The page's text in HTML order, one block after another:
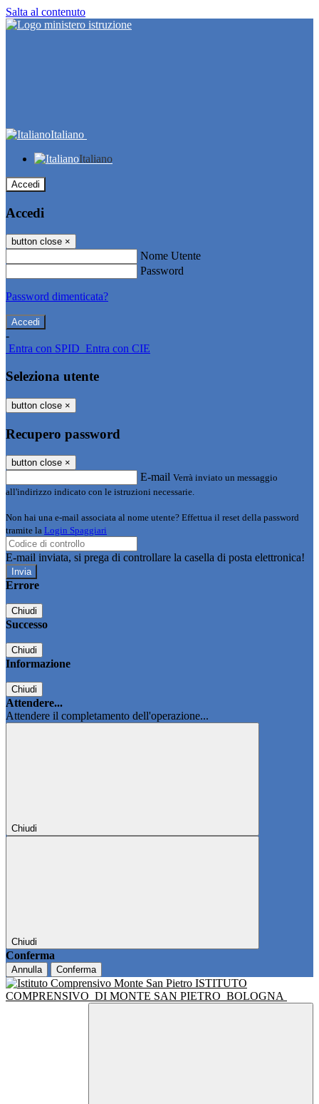
Salta al contenuto
Italiano
Italiano
Accedi
Accedi
button close ×
Nome Utente
Password
Password dimenticata?
-
Entra con SPID Entra con CIE
Seleziona utente
button close ×
Recupero password
button close ×
E-mail Verrà inviato un messaggio
all'indirizzo indicato con le istruzioni necessarie.
Non hai una e-mail associata al nome utente? Effettua il reset della password
tramite la Login Spaggiari
E-mail inviata, si prega di controllare la casella di posta elettronica!
Errore
Chiudi
Successo
Chiudi
Informazione
Chiudi
Attendere...
Attendere il completamento dell'operazione...
Chiudi
Chiudi
Conferma
Annulla Conferma
ISTITUTO
COMPRENSIVO DI MONTE SAN PIETRO BOLOGNA